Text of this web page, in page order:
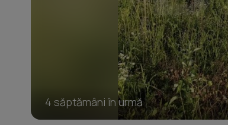
4 săptămâni în urmă